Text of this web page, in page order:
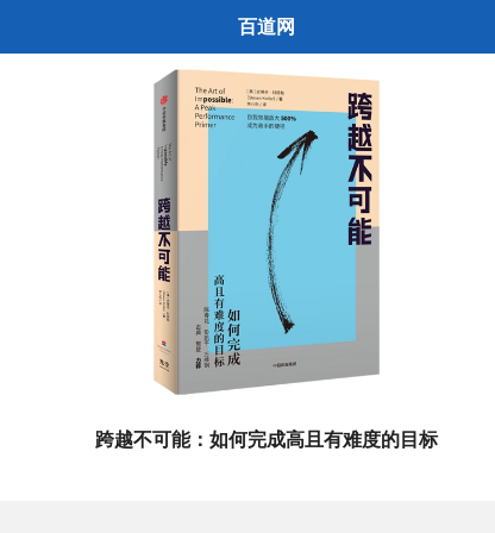
百道网
跨越不可能：如何完成高且有难度的目标